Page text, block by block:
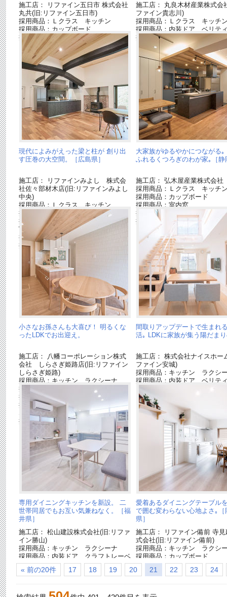
施工店： リファイン五日市 株式会社
丸共(旧:リファイン五日市)
採用商品：Ｌクラス キッチン
採用商品：カップボード
採用商品：インテリアカウンター
施工店： 丸良木材産業株式会
ファイン貴志川)
採用商品：Ｌクラス キッチ
採用商品：内装ドア ベリテ
採用商品：床材 ラピスタイ
現代によみがえった梁と柱が 創り出
す圧巻の大空間。［広島県］
施工店： リファインみよし 株式会
社佐々部材木店(旧:リファインみよし
中央)
採用商品：Ｌクラス キッチン
採用商品：内装ドア ベリティス
採用商品：床材 ベリティスフロアー
W
採用商品：インテリアカウンター
採用商品：照明器具
大家族がゆるやかにつながる｡
ふれるくつろぎのわが家｡［静
施工店： 弘木屋産業株式会社
採用商品：Ｌクラス キッチ
採用商品：カップボード
採用商品：室内窓
採用商品：掘座卓
採用商品：スリット格子 ベ
小さなお孫さんも大喜び！ 明るくな
ったLDKでお出迎え。
施工店： 八幡コーポレーション株式
会社 しらさぎ姫路店(旧:リファイン
しらさぎ姫路)
採用商品：キッチン ラクシーナ
採用商品：カップボード
採用商品：内装ドア ベリティス
採用商品：床材 ベリティスフロアー
S
採用商品：照明器具
間取りアップデートで生まれ
活｡ LDKに家族が集う陽だま
施工店： 株式会社ナイスホー
ファイン安城)
採用商品：キッチン ラクシ
採用商品：内装ドア ベリテ
専用ダイニングキッチンを新設。 二
世帯同居でもお互い気兼ねなく。［福
井県］
施工店： 松山建設株式会社(旧:リファ
イン勝山)
採用商品：キッチン ラクシーナ
採用商品：内装ドア クラフトレーベ
ル
採用商品：床材 ベリティス
愛着あるダイニングテーブル
で囲む変わらない心地よさ｡［
県］
施工店： リファイン備前 寺見
式会社(旧:リファイン備前)
採用商品：キッチン ラクシ
採用商品：カップボード
採用商品：床材 ベリティス
S
« 前の20件 17 18 19 20 21 22 23 24